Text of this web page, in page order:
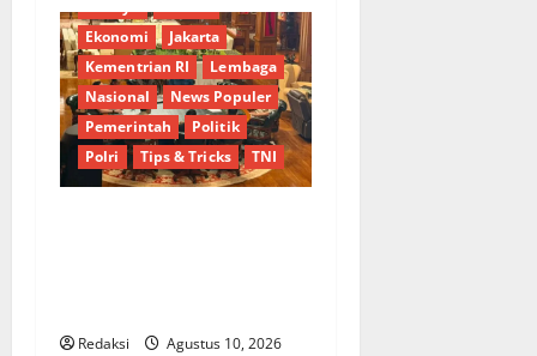
Ekonomi
Jakarta
Kementrian RI
Lembaga
Nasional
News Populer
Pemerintah
Politik
Polri
Tips & Tricks TNI
Redaksi Agustus 10, 2026